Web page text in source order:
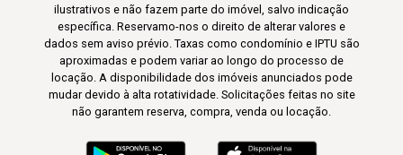
ilustrativos e não fazem parte do imóvel, salvo indicação
específica. Reservamo-nos o direito de alterar valores e
dados sem aviso prévio. Taxas como condomínio e IPTU são
aproximadas e podem variar ao longo do processo de
locação. A disponibilidade dos imóveis anunciados pode
mudar devido à alta rotatividade. Solicitações feitas no site
não garantem reserva, compra, venda ou locação.